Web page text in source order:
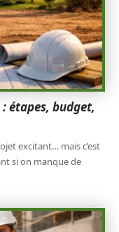
étapes, budget,
excitant… mais c’est
si on manque de